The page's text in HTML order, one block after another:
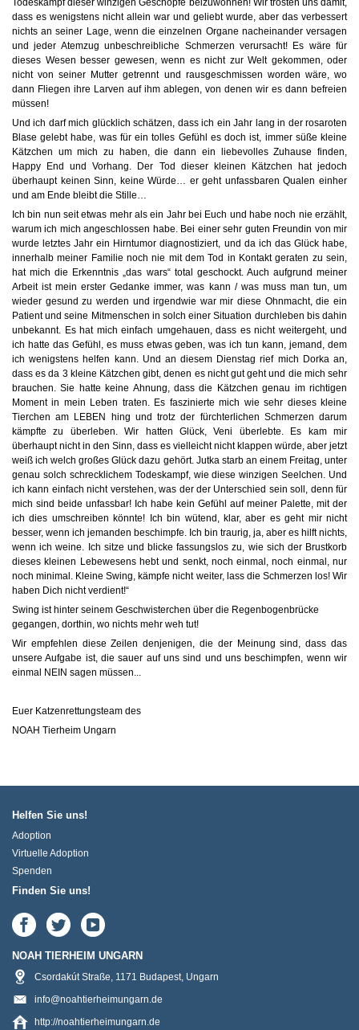
Todeskampf dieser winzigen Geschöpfe beizuwohnen! Wir trösten uns damit,
dass es wenigstens nicht allein war und geliebt wurde, aber das verbessert
nichts an seiner Lage, wenn die einzelnen Organe nacheinander versagen
und jeder Atemzug unbeschreibliche Schmerzen verursacht! Es wäre für
dieses Wesen besser gewesen, wenn es nicht zur Welt gekommen, oder
nicht von seiner Mutter getrennt und rausgeschmissen worden wäre, wo
dann Fliegen ihre Larven auf ihm ablegen, von denen wir es dann befreien
müssen!
Und ich darf mich glücklich schätzen, dass ich ein Jahr lang in der rosaroten
Blase gelebt habe, was für ein tolles Gefühl es doch ist, immer süße kleine
Kätzchen um mich zu haben, die dann ein liebevolles Zuhause finden,
Happy End und Vorhang. Der Tod dieser kleinen Kätzchen hat jedoch
überhaupt keinen Sinn, keine Würde… er geht unfassbaren Qualen einher
und am Ende bleibt die Stille…
Ich bin nun seit etwas mehr als ein Jahr bei Euch und habe noch nie erzählt,
warum ich mich angeschlossen habe. Bei einer sehr guten Freundin von mir
wurde letztes Jahr ein Hirntumor diagnostiziert, und da ich das Glück habe,
innerhalb meiner Familie noch nie mit dem Tod in Kontakt geraten zu sein,
hat mich die Erkenntnis „das wars“ total geschockt. Auch aufgrund meiner
Arbeit ist mein erster Gedanke immer, was kann / was muss man tun, um
wieder gesund zu werden und irgendwie war mir diese Ohnmacht, die ein
Patient und seine Mitmenschen in solch einer Situation durchleben bis dahin
unbekannt. Es hat mich einfach umgehauen, dass es nicht weitergeht, und
ich hatte das Gefühl, es muss etwas geben, was ich tun kann, jemand, dem
ich wenigstens helfen kann. Und an diesem Dienstag rief mich Dorka an,
dass es da 3 kleine Kätzchen gibt, denen es nicht gut geht und die mich sehr
brauchen. Sie hatte keine Ahnung, dass die Kätzchen genau im richtigen
Moment in mein Leben traten. Es faszinierte mich wie sehr dieses kleine
Tierchen am LEBEN hing und trotz der fürchterlichen Schmerzen darum
kämpfte zu überleben. Wir hatten Glück, Veni überlebte. Es kam mir
überhaupt nicht in den Sinn, dass es vielleicht nicht klappen würde, aber jetzt
weiß ich welch großes Glück dazu gehört. Jutka starb an einem Freitag, unter
genau solch schrecklichem Todeskampf, wie diese winzigen Seelchen. Und
ich kann einfach nicht verstehen, was der der Unterschied sein soll, denn für
mich sind beide unfassbar! Ich habe kein Gefühl auf meiner Palette, mit der
ich dies umschreiben könnte! Ich bin wütend, klar, aber es geht mir nicht
besser, wenn ich jemanden beschimpfe. Ich bin traurig, ja, aber es hilft nichts,
wenn ich weine. Ich sitze und blicke fassungslos zu, wie sich der Brustkorb
dieses kleinen Lebewesens hebt und senkt, noch einmal, noch einmal, nur
noch minimal. Kleine Swing, kämpfe nicht weiter, lass die Schmerzen los! Wir
haben Dich nicht verdient!“
Swing ist hinter seinem Geschwisterchen über die Regenbogenbrücke
gegangen, dorthin, wo nichts mehr weh tut!
Wir empfehlen diese Zeilen denjenigen, die der Meinung sind, dass das
unsere Aufgabe ist, die sauer auf uns sind und uns beschimpfen, wenn wir
einmal NEIN sagen müssen...
Euer Katzenrettungsteam des
NOAH Tierheim Ungarn
Helfen Sie uns!
Adoption
Virtuelle Adoption
Spenden
Finden Sie uns!
NOAH TIERHEIM UNGARN
Csordakút Straße, 1171 Budapest, Ungarn
info@noahtierheimungarn.de
http://noahtierheimungarn.de